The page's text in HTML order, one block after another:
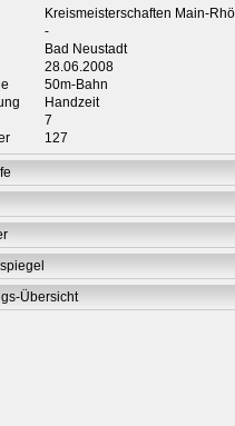
Kreismeisterschaften Main-
-
Bad Neustadt
28.06.2008
50m-Bahn
Handzeit
7
127
Übersicht